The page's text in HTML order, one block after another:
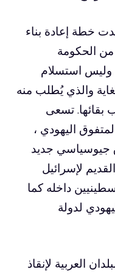
خطة إعادة بناء
الحكومة
وليس استسلام
والذي يُطلب منه
بقائها. تسعى
اليهودي ،
جيوسياسي جديد
لإسرائيل
داخله كما
لدولة
العربية لإنقاذ